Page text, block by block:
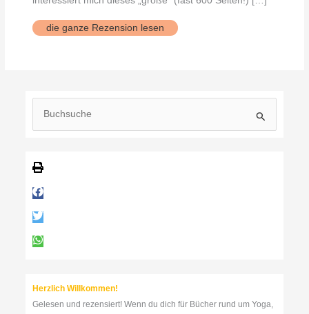
Aktiv
verjüngen
die ganze Rezension lesen
e
n
a
h
Herzlich Willkommen!
Gelesen und rezensiert! Wenn du dich für Bücher rund um Yoga,